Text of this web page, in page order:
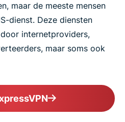
maar de meeste mensen
dienst. Deze diensten
internetproviders,
maar soms ook